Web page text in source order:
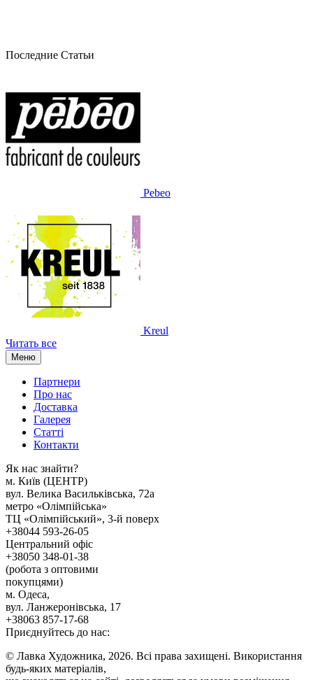
Последние Статьи
Pebeo
Kreul
Читать все
Меню
Партнери
Про нас
Доставка
Галерея
Статтi
Контакти
Як наc знайти?
м. Киïв (ЦЕНТР)
вул. Велика Васильківська, 72а
метро «Олімпійська»
ТЦ «Олімпійський», 3-й поверх
+38044 593-26-05
Центральний офіс
+38050 348-01-38
(робота з оптовими
покупцями)
м. Одеса,
вул. Ланжеронівська, 17
+38063 857-17-68
Приєднуйтесь до нас:
© Лавка Художника, 2026. Всі права захищені. Використання
будь-яких матеріалів,